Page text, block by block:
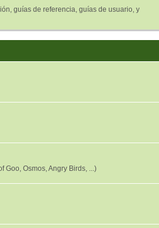
guías de referencia, guías de usuario, y
Goo, Osmos, Angry Birds, ...)